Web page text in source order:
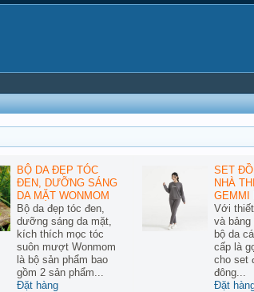
BỘ DA ĐẸP TÓC
ĐEN, DƯỠNG SÁNG
DA MẶT WONMOM
Bộ da đẹp tóc đen,
dưỡng sáng da mặt,
kích thích mọc tóc
suôn mượt Wonmom
là bộ sản phẩm bao
gồm 2 sản phẩm...
Đặt hàng
SET
NHÀ
GEMMI
Với
và bảng
bộ da
cấp là
cho set
đông...
Đặt